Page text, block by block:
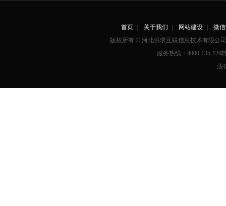
首页 关于我们 网站建设
微
版权所有 © 河北供求互联信息技术有限公
服务热线：4000-135-120
法